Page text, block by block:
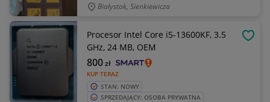
Białystok, Sienkiewicza
Procesor Intel Core i5-13600KF, 3.5
GHz, 24 MB, OEM
KUP TERAZ
800zł
STAN: NOWY
SPRZEDAJĄCY: OSOBA PRYWATNA